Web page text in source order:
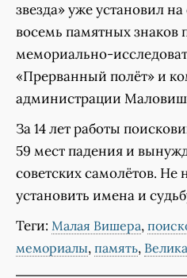
звезда» уже установил
восемь памятных знаков
мемориально-
«Прерванный полёт» и
администрации
За 14 лет работы
59 мест падения и
советских самолётов. Не
установить имена и
Теги: Малая Вишера,
мемориалы, память,